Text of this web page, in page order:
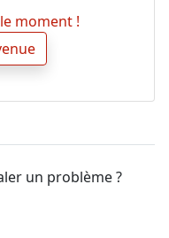
moment !
un problème ?